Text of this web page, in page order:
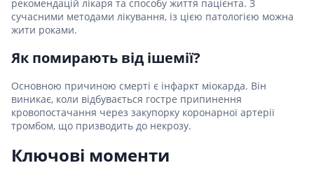
рекомендацій лікаря та способу життя пацієнта. З
сучасними методами лікування, із цією патологією можна
жити роками.
Як помирають від ішемії?
Основною причиною смерті є інфаркт міокарда. Він
виникає, коли відбувається гостре припинення
кровопостачання через закупорку коронарної артерії
тромбом, що призводить до некрозу.
Ключові моменти